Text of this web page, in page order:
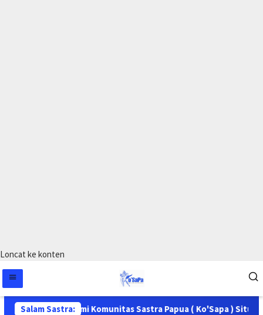
Loncat ke konten
Salam Sastra:
di situs resmi Komunitas Sastra Papua ( Ko'Sapa ) Situs ini